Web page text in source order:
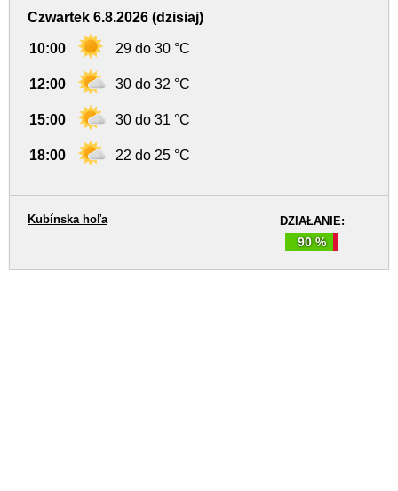
Czwartek 6.8.2026 (dzisiaj)
10:00 29 do 30 °C
12:00 30 do 32 °C
15:00 30 do 31 °C
18:00 22 do 25 °C
DZIAŁANIE:
90 %
Kubínska hoľa